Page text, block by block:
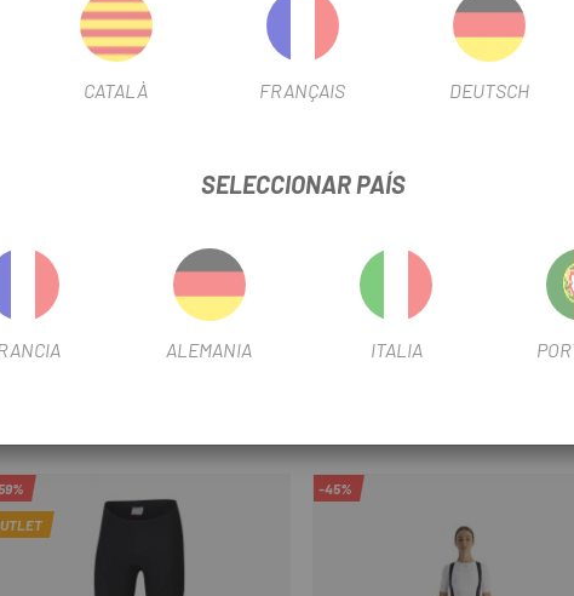
y repelencia al agua
-45%
CATALÀ FRANÇAIS DEUTSCH
SELECCIONAR PAÍS
ALEMANIA ITALIA